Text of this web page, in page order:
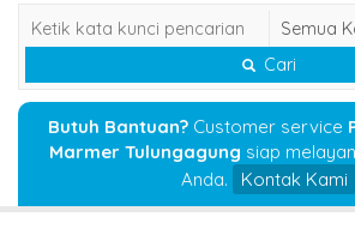
Cari
Butuh Bantuan? Customer service
Marmer Tulungagung siap
Anda.
Kontak Kami